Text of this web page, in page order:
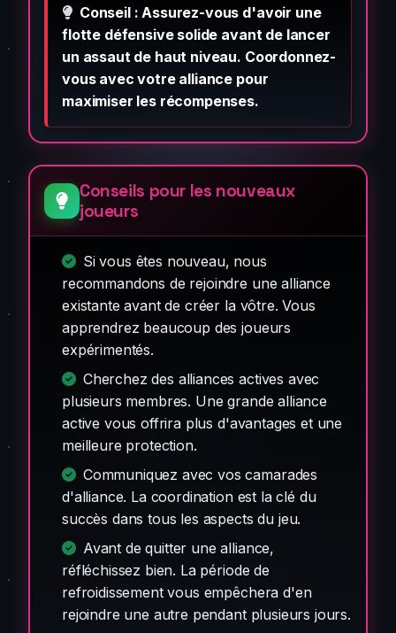
Conseil : Assurez-vous d'avoir une
flotte défensive solide avant de lancer
un assaut de haut niveau. Coordonnez-
vous avec votre alliance pour
maximiser les récompenses.
Conseils pour les nouveaux
joueurs
Si vous êtes nouveau, nous
recommandons de rejoindre une alliance
existante avant de créer la vôtre. Vous
apprendrez beaucoup des joueurs
expérimentés.
Cherchez des alliances actives avec
plusieurs membres. Une grande alliance
active vous offrira plus d'avantages et une
meilleure protection.
Communiquez avec vos camarades
d'alliance. La coordination est la clé du
succès dans tous les aspects du jeu.
Avant de quitter une alliance,
réfléchissez bien. La période de
refroidissement vous empêchera d'en
rejoindre une autre pendant plusieurs jours.